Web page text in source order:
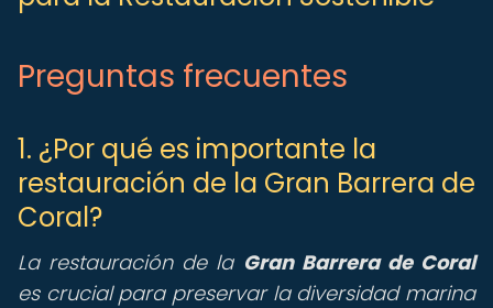
Preguntas frecuentes
1. ¿Por qué es importante la
restauración de la Gran Barrera de
Coral?
La restauración de la Gran Barrera de Coral
es crucial para preservar la diversidad marina